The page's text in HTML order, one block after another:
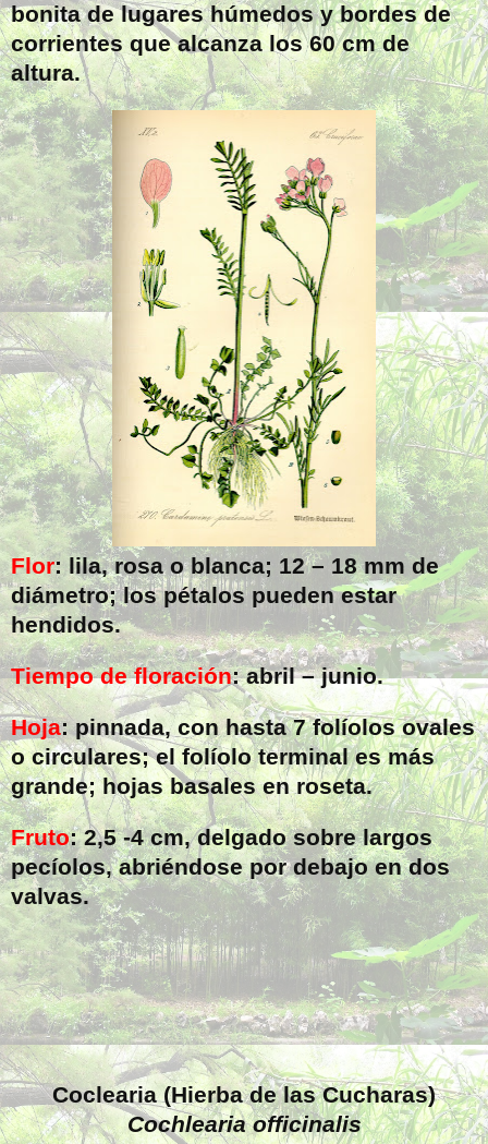
bonita de lugares húmedos y bordes de
corrientes que alcanza los60 cmde
altura.
Flor: lila, rosa o blanca; 12 – 18 mm de
diámetro; los pétalos pueden estar
hendidos.
Tiempo de floración: abril – junio.
Hoja: pinnada, con hasta 7 folíolos ovales
o circulares; el folíolo terminal es más
grande; hojas basales en roseta.
Fruto: 2,5-4 cm, delgado sobre largos
pecíolos, abriéndose por debajo en dos
valvas.
Coclearia (Hierba de las Cucharas)
Cochlearia officinalis